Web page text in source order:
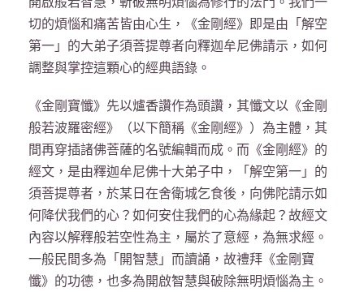
切的煩惱和痛苦皆由心生，《金剛經》即是由「解空
第一」的大弟子須菩提尊者向釋迦牟尼佛請示，如何
調整與掌控這顆心的經典語錄。
《金剛寶懺》先以爐香讚作為頭讚，其懺文以《金剛
般若波羅密經》（以下簡稱《金剛經》）為主體，其
間再穿插諸佛菩薩的名號編輯而成。而《金剛經》的
經文，是由釋迦牟尼佛十大弟子中，「解空第一」的
須菩提尊者，於某日在舍衛城乞食後，向佛陀請示如
何降伏我們的心？如何安住我們的心為緣起？故經文
內容以解釋般若空性為主，屬於了意經，為無求經。
一般民間多為「開智慧」而讀誦，故禮拜《金剛寶
懺》的功德，也多為開啟智慧與破除無明煩惱為主。